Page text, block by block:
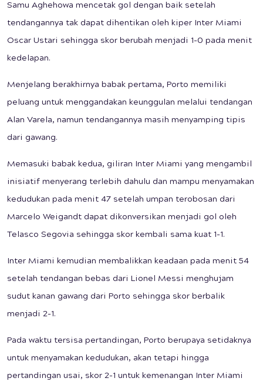
Samu Aghehowa mencetak gol dengan baik setelah
tendangannya tak dapat dihentikan oleh kiper Inter Miami
Oscar Ustari sehingga skor berubah menjadi 1-0 pada menit
kedelapan.
Menjelang berakhirnya babak pertama, Porto memiliki
peluang untuk menggandakan keunggulan melalui tendangan
Alan Varela, namun tendangannya masih menyamping tipis
dari gawang.
Memasuki babak kedua, giliran Inter Miami yang mengambil
inisiatif menyerang terlebih dahulu dan mampu menyamakan
kedudukan pada menit 47 setelah umpan terobosan dari
Marcelo Weigandt dapat dikonversikan menjadi gol oleh
Telasco Segovia sehingga skor kembali sama kuat 1-1.
Inter Miami kemudian membalikkan keadaan pada menit 54
setelah tendangan bebas dari Lionel Messi menghujam
sudut kanan gawang dari Porto sehingga skor berbalik
menjadi 2-1.
Pada waktu tersisa pertandingan, Porto berupaya setidaknya
untuk menyamakan kedudukan, akan tetapi hingga
pertandingan usai, skor 2-1 untuk kemenangan Inter Miami